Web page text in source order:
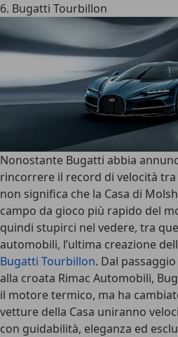
6. Bugatti Tourbillon
Nonostante Bugatti abbia
rincorrere il record di velocità
non significa che la Casa di
campo da gioco più rapido del
quindi stupirci nel vedere, tra
automobili, l’ultima creazione
Bugatti Tourbillon. Dal
alla croata Rimac Automobili,
il motore termico, ma ha
vetture della Casa uniranno
con guidabilità, eleganza ed